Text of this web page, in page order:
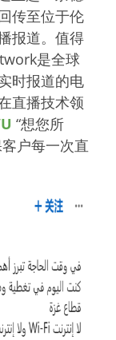
传至位于伦
报道。值得
是全球
时报道的电
直播技术领
“想您所
户每一次直